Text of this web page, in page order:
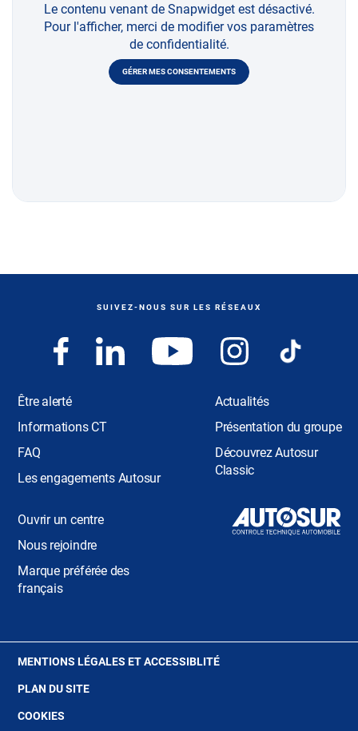
Le contenu venant de Snapwidget est désactivé.
Pour l'afficher, merci de modifier vos paramètres
de confidentialité.
GÉRER MES CONSENTEMENTS
SUIVEZ-NOUS SUR LES RÉSEAUX
Être alerté
Informations CT
FAQ
Les engagements Autosur
Actualités
Présentation du groupe
Découvrez Autosur
Classic
Ouvrir un centre
Nous rejoindre
Marque préférée des
français
MENTIONS LÉGALES ET ACCESSIBLITÉ(OUVRE
PLAN DU SITE
COOKIES